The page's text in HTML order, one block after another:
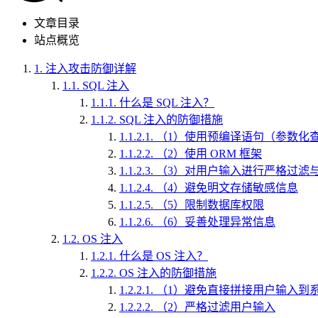
文章目录
站点概览
1. 注入攻击防御详解
1.1. SQL 注入
1.1.1. 什么是 SQL 注入？
1.1.2. SQL 注入的防御措施
1.1.2.1.
（1）使用预编译语句（参数化
1.1.2.2.
（2）使用 ORM 框架
1.1.2.3.
（3）对用户输入进行严格过滤
1.1.2.4.
（4）避免明文存储敏感信息
1.1.2.5.
（5）限制数据库权限
1.1.2.6.
（6）妥善处理异常信息
1.2. OS 注入
1.2.1. 什么是 OS 注入？
1.2.2. OS 注入的防御措施
1.2.2.1.
（1）避免直接拼接用户输入到
1.2.2.2.
（2）严格过滤用户输入